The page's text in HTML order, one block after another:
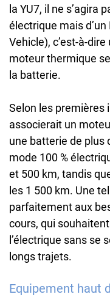
la YU7, il ne s’agira
électrique mais d’un
Vehicle), c’est-à-
moteur thermique
la batterie.
Selon les premières
associerait un
une batterie de plus
mode 100 %
et 500 km, tandis
les 1 500 km. Une
parfaitement aux
cours, qui
l’électrique sans se
longs trajets.
Equipement haut